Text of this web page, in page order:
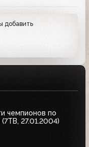
добавить
чемпионов по
27.01.2004)